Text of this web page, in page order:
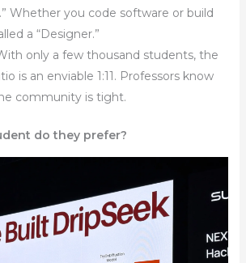
Whether you code software or build
a “Designer.”
only a few thousand students, the
is an enviable 1:11. Professors know
community is tight.
do they prefer?